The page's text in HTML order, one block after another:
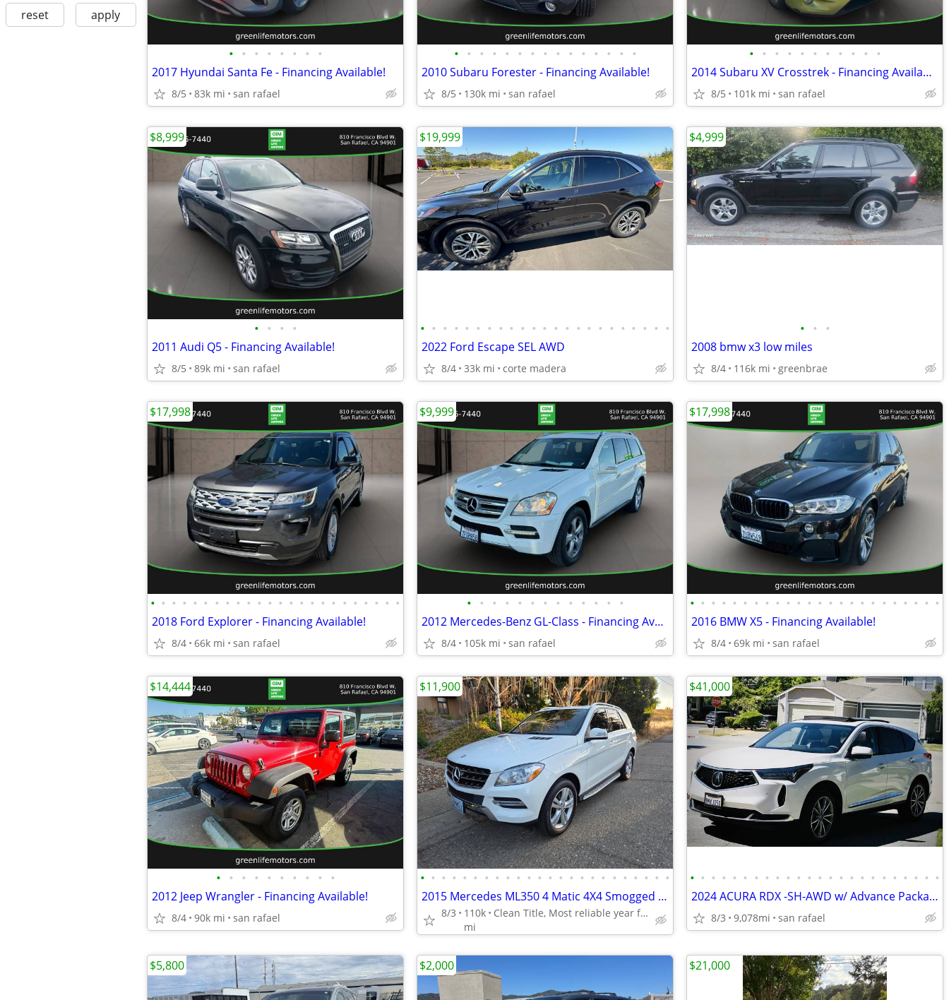
reset apply
• • • • • • • •
2017 Hyundai Santa Fe - Financing Available!
8/5 83k mi san rafael
• • • • • • • • • • • • • • •
2010 Subaru Forester - Financing Available!
8/5 130k mi san rafael
• • • • • • • • • • •
2014 Subaru XV Crosstrek - Financing Available!
8/5 101k mi san rafael
• • • •
2011 Audi Q5 - Financing Available!
8/5 89k mi san rafael
$8,999
• • • • • • • • • • • • • • • • • • • • • • •
2022 Ford Escape SEL AWD
8/4 33k mi corte madera
$19,999
• • •
2008 bmw x3 low miles
8/4 116k mi greenbrae
$4,999
• • • • • • • • • • • • • • • • • • • • • • • •
2018 Ford Explorer - Financing Available!
8/4 66k mi san rafael
$17,998
• • • • • • • • • • • • •
2012 Mercedes-Benz GL-Class - Financing Available!
8/4 105k mi san rafael
$9,999
• • • • • • • • • • • • • • • • • • • • • • • •
2016 BMW X5 - Financing Available!
8/4 69k mi san rafael
$17,998
• • • • • • • • • •
2012 Jeep Wrangler - Financing Available!
8/4 90k mi san rafael
$14,444
• • • • • • • • • • • • • • • • • • • • • • • •
2015 Mercedes ML350 4 Matic 4X4 Smogged Clean Title No Accidents
8/3
110k
mi
Clean Title, Most reliable year for the Mercedes-Benz ML 350
$11,900
• • • • • • • • • • • • • • • • • • • • • • • •
2024 ACURA RDX -SH-AWD w/ Advance Package 9,078 Miles
8/3 9,078mi san rafael
$41,000
$5,800 $2,000 $21,000